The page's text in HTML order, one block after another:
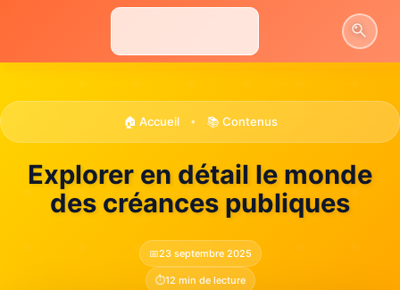
🏠 Accueil • 📚 Contenus
Explorer en détail le monde
des créances publiques
📅23 septembre 2025
⏱️12 min de lecture